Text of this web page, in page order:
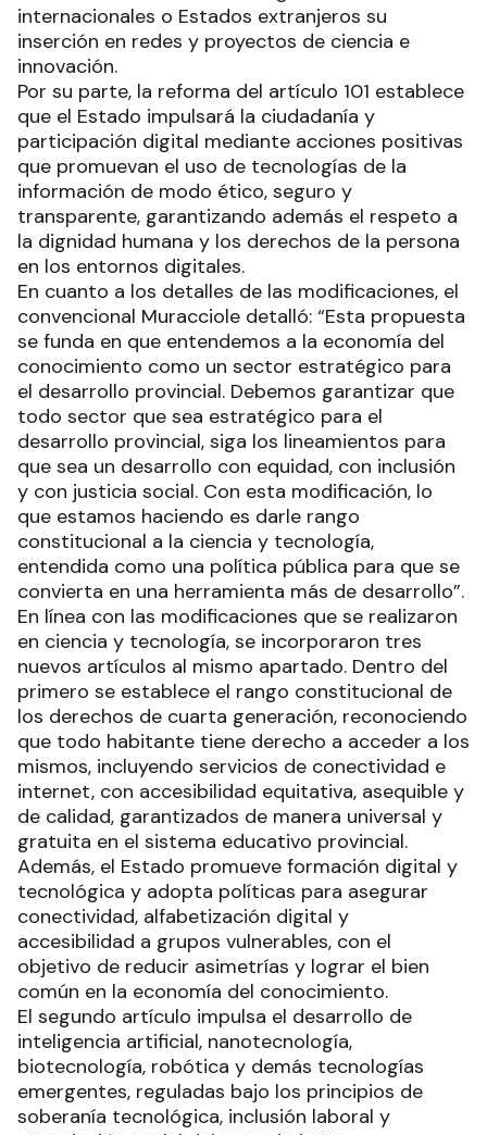
internacionales o Estados extranjeros su
inserción en redes y proyectos de ciencia e
innovación.
Por su parte, la reforma del artículo 101 establece
que el Estado impulsará la ciudadanía y
participación digital mediante acciones positivas
que promuevan el uso de tecnologías de la
información de modo ético, seguro y
transparente, garantizando además el respeto a
la dignidad humana y los derechos de la persona
en los entornos digitales.
En cuanto a los detalles de las modificaciones, el
convencional Muracciole detalló: “Esta propuesta
se funda en que entendemos a la economía del
conocimiento como un sector estratégico para
el desarrollo provincial. Debemos garantizar que
todo sector que sea estratégico para el
desarrollo provincial, siga los lineamientos para
que sea un desarrollo con equidad, con inclusión
y con justicia social. Con esta modificación, lo
que estamos haciendo es darle rango
constitucional a la ciencia y tecnología,
entendida como una política pública para que se
convierta en una herramienta más de desarrollo”.
En línea con las modificaciones que se realizaron
en ciencia y tecnología, se incorporaron tres
nuevos artículos al mismo apartado. Dentro del
primero se establece el rango constitucional de
los derechos de cuarta generación, reconociendo
que todo habitante tiene derecho a acceder a los
mismos, incluyendo servicios de conectividad e
internet, con accesibilidad equitativa, asequible y
de calidad, garantizados de manera universal y
gratuita en el sistema educativo provincial.
Además, el Estado promueve formación digital y
tecnológica y adopta políticas para asegurar
conectividad, alfabetización digital y
accesibilidad a grupos vulnerables, con el
objetivo de reducir asimetrías y lograr el bien
común en la economía del conocimiento.
El segundo artículo impulsa el desarrollo de
inteligencia artificial, nanotecnología,
biotecnología, robótica y demás tecnologías
emergentes, reguladas bajo los principios de
soberanía tecnológica, inclusión laboral y